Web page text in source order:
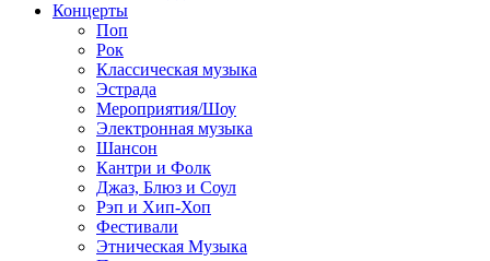
Концерты
Поп
Рок
Классическая музыка
Эстрада
Мероприятия/Шоу
Электронная музыка
Шансон
Кантри и Фолк
Джаз, Блюз и Соул
Рэп и Хип-Хоп
Фестивали
Этническая Музыка